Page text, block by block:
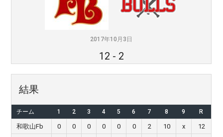
2017年10月3日
12 - 2
結果
チーム 1 2 3 4 5 6 7 8 9 R
和歌山Fb 0 0 0 0 0 0 2 10 x
12